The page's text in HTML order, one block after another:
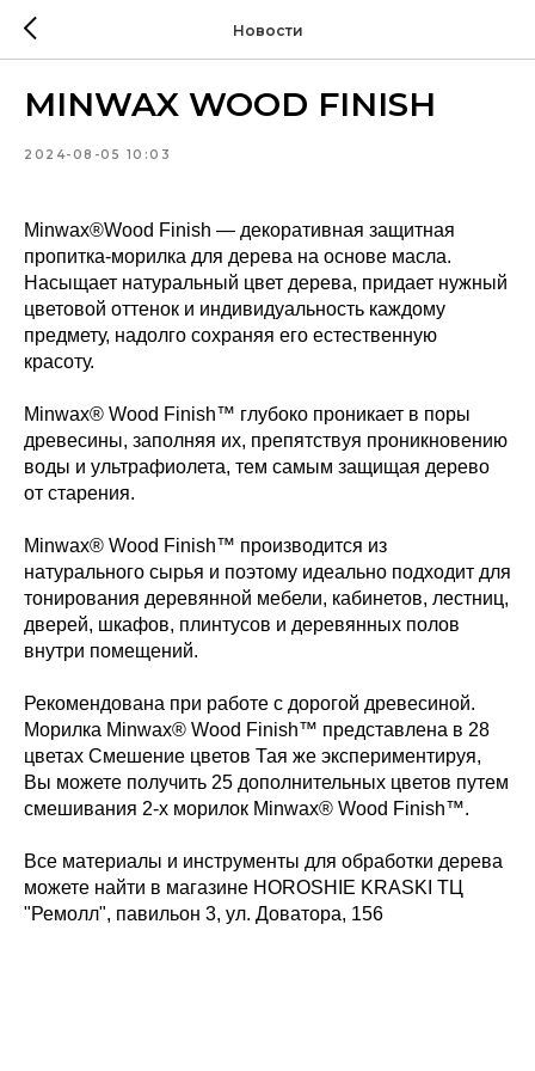
Новости
MINWAX WOOD FINISH
2024-08-05 10:03
Minwax®Wood Finish — декоративная защитная
пропитка-морилка для дерева на основе масла.
Насыщает натуральный цвет дерева, придает нужный
цветовой оттенок и индивидуальность каждому
предмету, надолго сохраняя его естественную
красоту.
Minwax® Wood Finish™ глубоко проникает в поры
древесины, заполняя их, препятствуя проникновению
воды и ультрафиолета, тем самым защищая дерево
от старения.
Minwax® Wood Finish™ производится из
натурального сырья и поэтому идеально подходит для
тонирования деревянной мебели, кабинетов, лестниц,
дверей, шкафов, плинтусов и деревянных полов
внутри помещений.
Рекомендована при работе с дорогой древесиной.
Морилка Minwax® Wood Finish™ представлена в 28
цветах Смешение цветов Тая же экспериментируя,
Вы можете получить 25 дополнительных цветов путем
смешивания 2-х морилок Minwax® Wood Finish™.
Все материалы и инструменты для обработки дерева
можете найти в магазине HOROSHIE KRASKI ТЦ
"Ремолл", павильон 3, ул. Доватора, 156